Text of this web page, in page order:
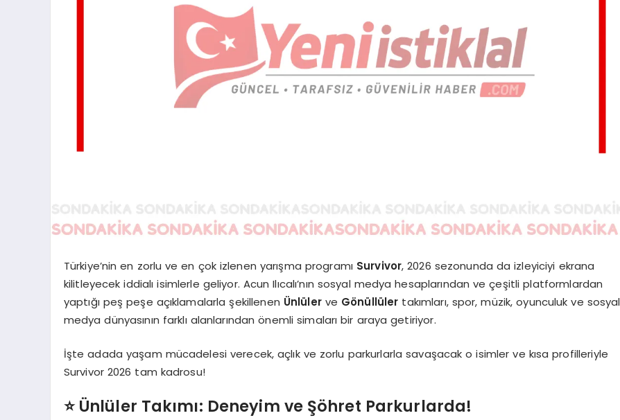
Türkiye’nin en zorlu ve en çok izlenen yarışma programı Survivor, 2026 sezonunda da izleyiciyi ekrana
kilitleyecek iddialı isimlerle geliyor. Acun Ilıcalı’nın sosyal medya hesaplarından ve çeşitli platformlardan
yaptığı peş peşe açıklamalarla şekillenen Ünlülerve Gönüllüler takımları, spor, müzik, oyunculuk ve sosyal
medya dünyasının farklı alanlarından önemli simaları bir araya getiriyor.
İşte adada yaşam mücadelesi verecek, açlık ve zorlu parkurlarla savaşacak o isimler ve kısa profilleriyle
Survivor 2026 tam kadrosu!
⭐️ Ünlüler Takımı: Deneyim ve Şöhret Parkurlarda!